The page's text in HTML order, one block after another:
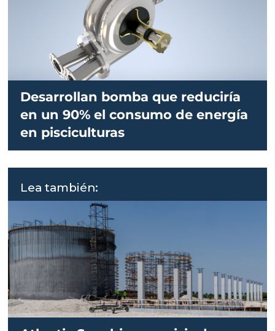
Desarrollan bomba que reduciría
en un 90% el consumo de energía
en pisciculturas
Lea también: